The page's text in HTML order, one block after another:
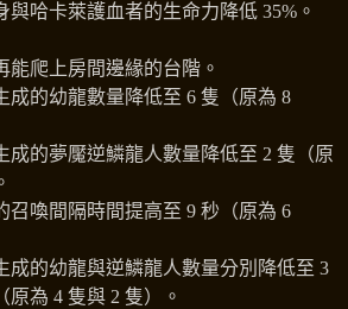
與哈卡萊護血者的生命力降低 35%。
能爬上房間邊緣的台階。
成的幼龍數量降低至 6 隻（原為 8
成的夢魘逆鱗龍人數量降低至 2 隻（原
召喚間隔時間提高至 9 秒（原為 6
成的幼龍與逆鱗龍人數量分別降低至 3
原為 4 隻與 2 隻）。